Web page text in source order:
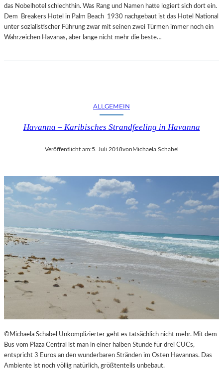
das Nobelhotel schlechthin. Was Rang und Namen hatte logiert sich dort ein.
Dem Breakers Hotel in Palm Beach 1930 nachgebaut ist das Hotel National
unter sozialistischer Führung zwar mit seinen zwei Türmen immer noch ein
Wahrzeichen Havanas, aber lange nicht mehr die beste…
ALLGEMEIN
Havanna – Karibisches Strandfeeling in Havanna
Veröffentlicht am:5. Juli 2018vonMichaela Schabel
©Michaela Schabel Unkomplizierter geht es tatsächlich nicht mehr. Mit dem
Bus vom Plaza Central ist man in einer halben Stunde für drei CUCs,
entspricht 3 Euros an den wunderbaren Stränden im Osten Havannas. Das
Ambiente ist noch völlig natürlich, größtenteils unbebaut.